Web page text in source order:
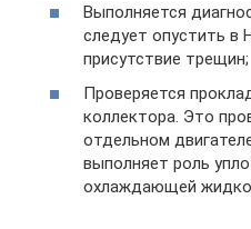
Выполняется
следует опустить в
присутствие трещин;
Проверяется
коллектора. Это
отдельном
выполняет роль
охлаждающей